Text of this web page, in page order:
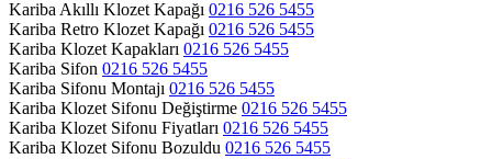
Kariba Akıllı Klozet Kapağı 0216 526 5455
Kariba Retro Klozet Kapağı 0216 526 5455
Kariba Klozet Kapakları 0216 526 5455
Kariba Sifon 0216 526 5455
Kariba Sifonu Montajı 0216 526 5455
Kariba Klozet Sifonu Değiştirme 0216 526 5455
Kariba Klozet Sifonu Fiyatları 0216 526 5455
Kariba Klozet Sifonu Bozuldu 0216 526 5455